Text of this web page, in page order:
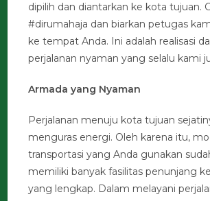
dipilih dan diantarkan ke kota tujuan.
#dirumahaja dan biarkan petugas
ke tempat Anda. Ini adalah realisasi
perjalanan nyaman yang selalu kami
Armada yang Nyaman
Perjalanan menuju kota tujuan
menguras energi. Oleh karena itu,
transportasi yang Anda gunakan
memiliki banyak fasilitas penunjang
yang lengkap. Dalam melayani